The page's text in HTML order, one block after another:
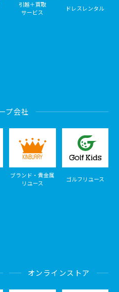
引越＋買取
サービス
ドレスレンタル
プ会社
ブランド・貴金属
リユース
ゴルフリユース
オンラインストア